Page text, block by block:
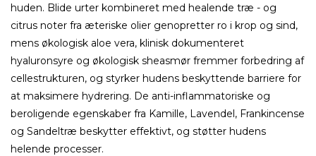
huden. Blide urter kombineret med healende træ - og
citrus noter fra æteriske olier genopretter ro i krop og sind,
mens økologisk aloe vera, klinisk dokumenteret
hyaluronsyre og økologisk sheasmør fremmer forbedring af
cellestrukturen, og styrker hudens beskyttende barriere for
at maksimere hydrering. De anti-inflammatoriske og
beroligende egenskaber fra Kamille, Lavendel, Frankincense
og Sandeltræ beskytter effektivt, og støtter hudens
helende processer.